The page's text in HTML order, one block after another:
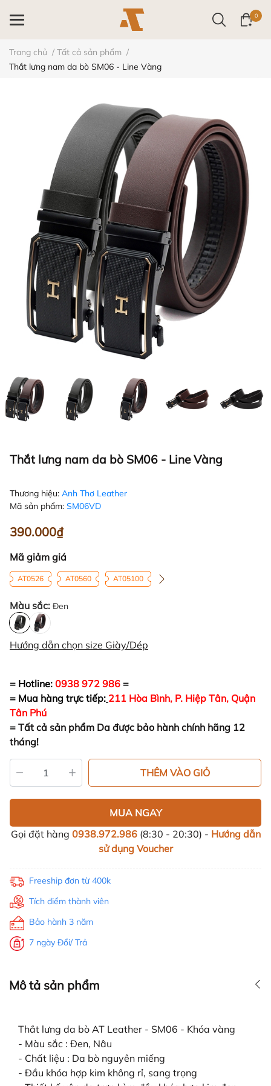
0
Trang chủ / Tất cả sản phẩm /
Thắt lưng nam da bò SM06 - Line Vàng
Thắt lưng nam da bò SM06 - Line Vàng
Thương hiệu: Anh Thơ Leather
Mã sản phẩm: SM06VD
390.000₫
Mã giảm giá
AT0526 AT0560 AT05100
Màu sắc: Đen
Hướng dẫn chọn size Giày/Dép
= Hotline: 0938 972 986 =
= Mua hàng trực tiếp: 211 Hòa Bình, P. Hiệp Tân, Quận
Tân Phú
= Tất cả sản phẩm Da được bảo hành chính hãng 12
tháng!
THÊM VÀO GIỎ
MUA NGAY
Gọi đặt hàng 0938.972.986(8:30 - 20:30) - Hướng dẫn
sử dụng Voucher
Freeship đơn từ 400k
Tích điểm thành viên
Bảo hành 3 năm
7 ngày Đổi/ Trả
Mô tả sản phẩm
Thắt lưng da bò AT Leather - SM06 - Khóa vàng
- Màu sắc : Đen, Nâu
- Chất liệu : Da bò nguyên miếng
- Đầu khóa hợp kim không rỉ, sang trọng